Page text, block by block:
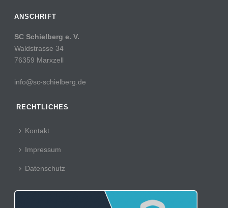
ANSCHRIFT
SC Schielberg e. V.
Waldstrasse 34
76359 Marxzell
info@sc-schielberg.de
RECHTLICHES
Kontakt
Impressum
Datenschutz